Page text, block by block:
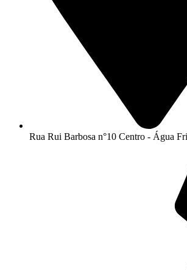
Rua Rui Barbosa n°10 Centro - Água